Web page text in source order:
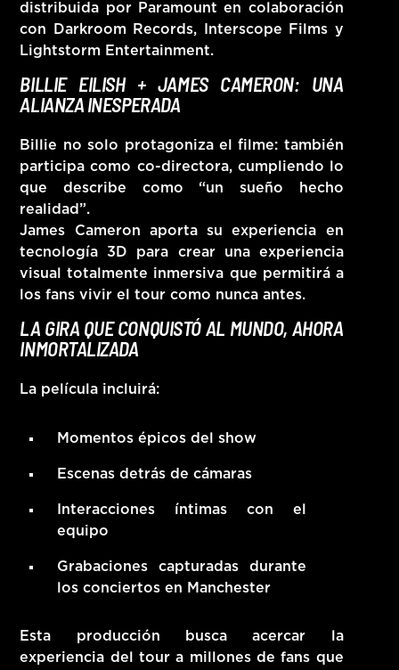
distribuida por Paramount en colaboración
con Darkroom Records, Interscope Films y
Lightstorm Entertainment.
BILLIE EILISH + JAMES CAMERON: UNA
ALIANZA INESPERADA
Billie no solo protagoniza el filme: también
participa como co-directora, cumpliendo lo
que describe como “un sueño hecho
realidad”.
James Cameron aporta su experiencia en
tecnología 3D para crear una experiencia
visual totalmente inmersiva que permitirá a
los fans vivir el tour como nunca antes.
LA GIRA QUE CONQUISTÓ AL MUNDO, AHORA
INMORTALIZADA
La película incluirá:
Momentos épicos del show
Escenas detrás de cámaras
Interacciones íntimas con el
equipo
Grabaciones capturadas durante
los conciertos en Manchester
Esta producción busca acercar la
experiencia del tour a millones de fans que